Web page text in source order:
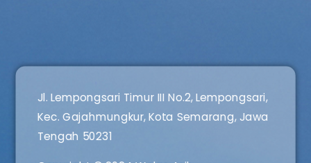
Jl. Lempongsari Timur III No.2, Lempongsari,
Kec. Gajahmungkur, Kota Semarang, Jawa
Tengah 50231